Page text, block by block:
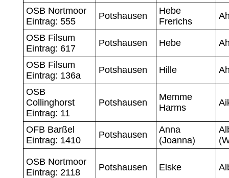
OSB Nortmoor
Eintrag: 555
Potshausen
Hebe
Frerichs
OSB Filsum
Eintrag: 617
Potshausen Hebe
OSB Filsum
Eintrag: 136a
Potshausen Hille
OSB
Collinghorst
Eintrag: 11
Potshausen
Memme
Harms
OFB Barßel
Eintrag: 1410
Potshausen
Anna
(Joanna)
OSB Nortmoor
Eintrag: 2118
Potshausen Elske